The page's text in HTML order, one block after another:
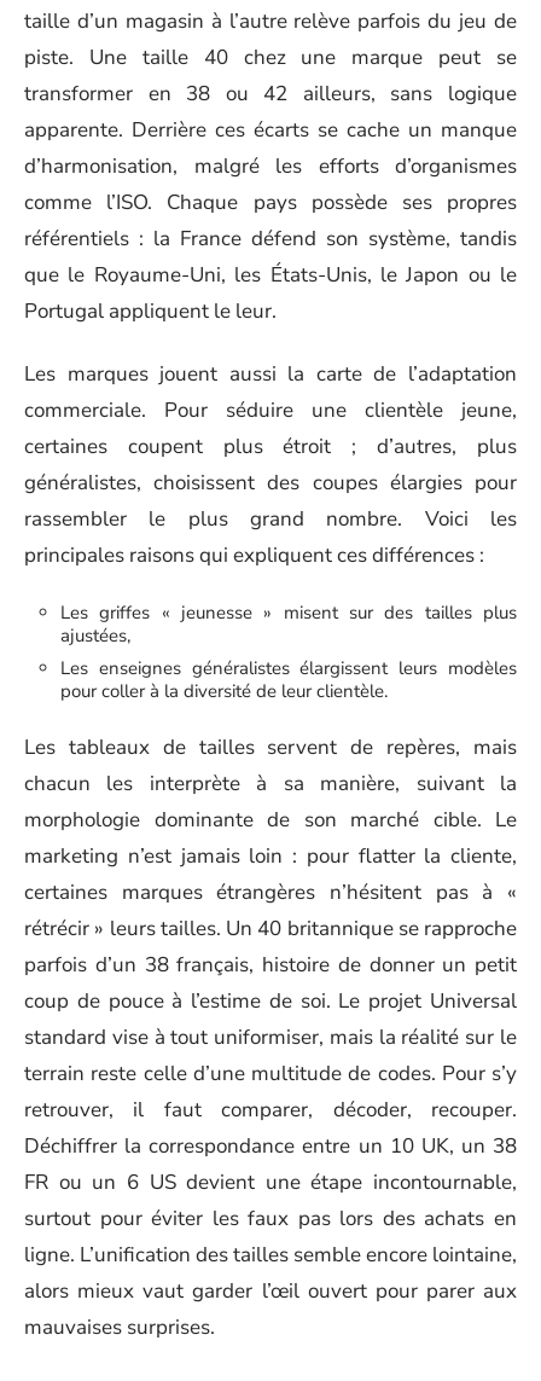
taille d’un magasin à l’autre relève parfois du jeu de
piste. Une taille 40 chez une marque peut se
transformer en 38 ou 42 ailleurs, sans logique
apparente. Derrière ces écarts se cache un manque
d’harmonisation, malgré les efforts d’organismes
comme l’ISO. Chaque pays possède ses propres
référentiels : la France défend son système, tandis
que le Royaume-Uni, les États-Unis, le Japon ou le
Portugal appliquent le leur.
Les marques jouent aussi la carte de l’adaptation
commerciale. Pour séduire une clientèle jeune,
certaines coupent plus étroit ; d’autres, plus
généralistes, choisissent des coupes élargies pour
rassembler le plus grand nombre. Voici les
principales raisons qui expliquent ces différences :
Les griffes « jeunesse » misent sur des tailles plus
ajustées,
Les enseignes généralistes élargissent leurs modèles
pour coller à la diversité de leur clientèle.
Les tableaux de tailles servent de repères, mais
chacun les interprète à sa manière, suivant la
morphologie dominante de son marché cible. Le
marketing n’est jamais loin : pour flatter la cliente,
certaines marques étrangères n’hésitent pas à «
rétrécir » leurs tailles. Un 40 britannique se rapproche
parfois d’un 38 français, histoire de donner un petit
coup de pouce à l’estime de soi. Le projet Universal
standard vise à tout uniformiser, mais la réalité sur le
terrain reste celle d’une multitude de codes. Pour s’y
retrouver, il faut comparer, décoder, recouper.
Déchiffrer la correspondance entre un 10 UK, un 38
FR ou un 6 US devient une étape incontournable,
surtout pour éviter les faux pas lors des achats en
ligne. L’unification des tailles semble encore lointaine,
alors mieux vaut garder l’œil ouvert pour parer aux
mauvaises surprises.